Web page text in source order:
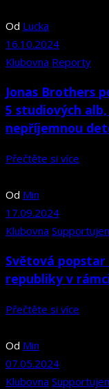
Od Lucka
16.10.2024
Klubovna Reporty
Jonas Brothers
5 studiových
nepříjemnou
Přečtěte si více
Od Min
17.09.2024
Klubovna
Světová popstar
republiky v
Přečtěte si více
Od Min
07.05.2024
Klubovna